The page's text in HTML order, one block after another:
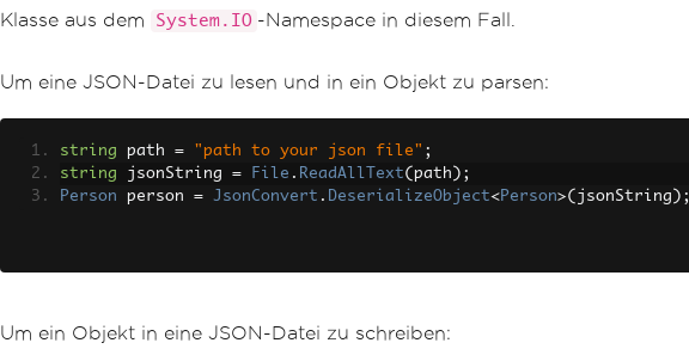
Klasse aus dem
System.IO -Namespace in diesem Fall.
Um eine JSON-Datei zu lesen und in ein Objekt zu parsen:
string path = "path to your json file" ;
string jsonString = File . ReadAllText( path );
Person person = JsonConvert . DeserializeObject<Person>( jsonString );
Um ein Objekt in eine JSON-Datei zu schreiben: